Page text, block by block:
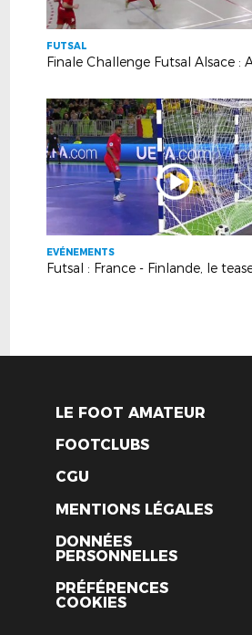
FUTSAL
EVÉNEMENTS
Futsal : France - Finlande, le
LE FOOT AMATEUR
FOOTCLUBS
CGU
MENTIONS LÉGALES
DONNÉES
PERSONNELLES
PRÉFÉRENCES
COOKIES